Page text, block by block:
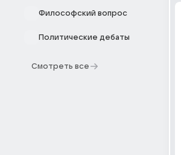
Философский вопрос
Политические дебаты
Смотреть все